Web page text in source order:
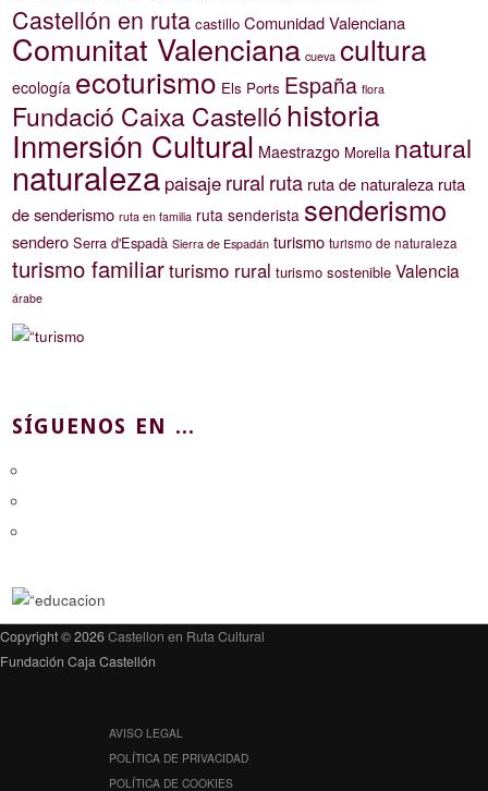
Castellón en ruta castillo Comunidad Valenciana
Comunitat Valenciana cueva cultura
ecología ecoturismo Els Ports España flora
Fundació Caixa Castellóhistoria
Inmersión Cultural Maestrazgo Morella natural
naturaleza paisaje rural ruta ruta de naturaleza ruta
de senderismo ruta en familia ruta senderista senderismo
sendero Serra d'Espadà Sierra de Espadán turismo turismo de naturaleza
turismo familiarturismo rural turismo sostenible Valencia
árabe
SÍGUENOS EN ...
Copyright © 2026Castellon en Ruta Cultural
Fundación Caja Castellón
AVISO LEGAL
POLÍTICA DE PRIVACIDAD
POLÍTICA DE COOKIES